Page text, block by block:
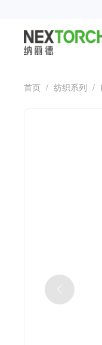
首页 / 纺织系列 /